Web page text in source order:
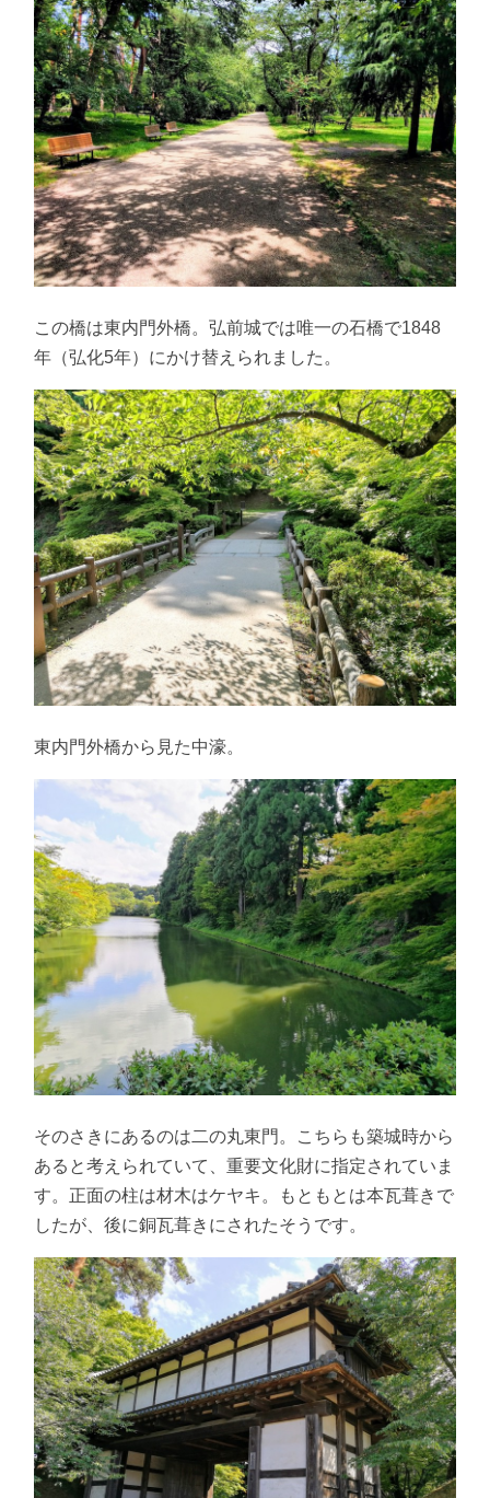
この橋は東内門外橋。弘前城では唯一の石橋で1848
年（弘化5年）にかけ替えられました。
東内門外橋から見た中濠。
そのさきにあるのは二の丸東門。こちらも築城時から
あると考えられていて、重要文化財に指定されていま
す。正面の柱は材木はケヤキ。もともとは本瓦葺きで
したが、後に銅瓦葺きにされたそうです。